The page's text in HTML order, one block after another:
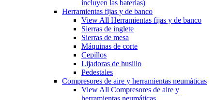
incluyen las baterías)
Herramientas fijas y de banco
View All Herramientas fijas y de banco
Sierras de inglete
Sierras de mesa
Máquinas de corte
Cepillos
Lijadoras de husillo
Pedestales
Compresores de aire y herramientas neumáticas
View All Compresores de aire y
herramientas neumáticas